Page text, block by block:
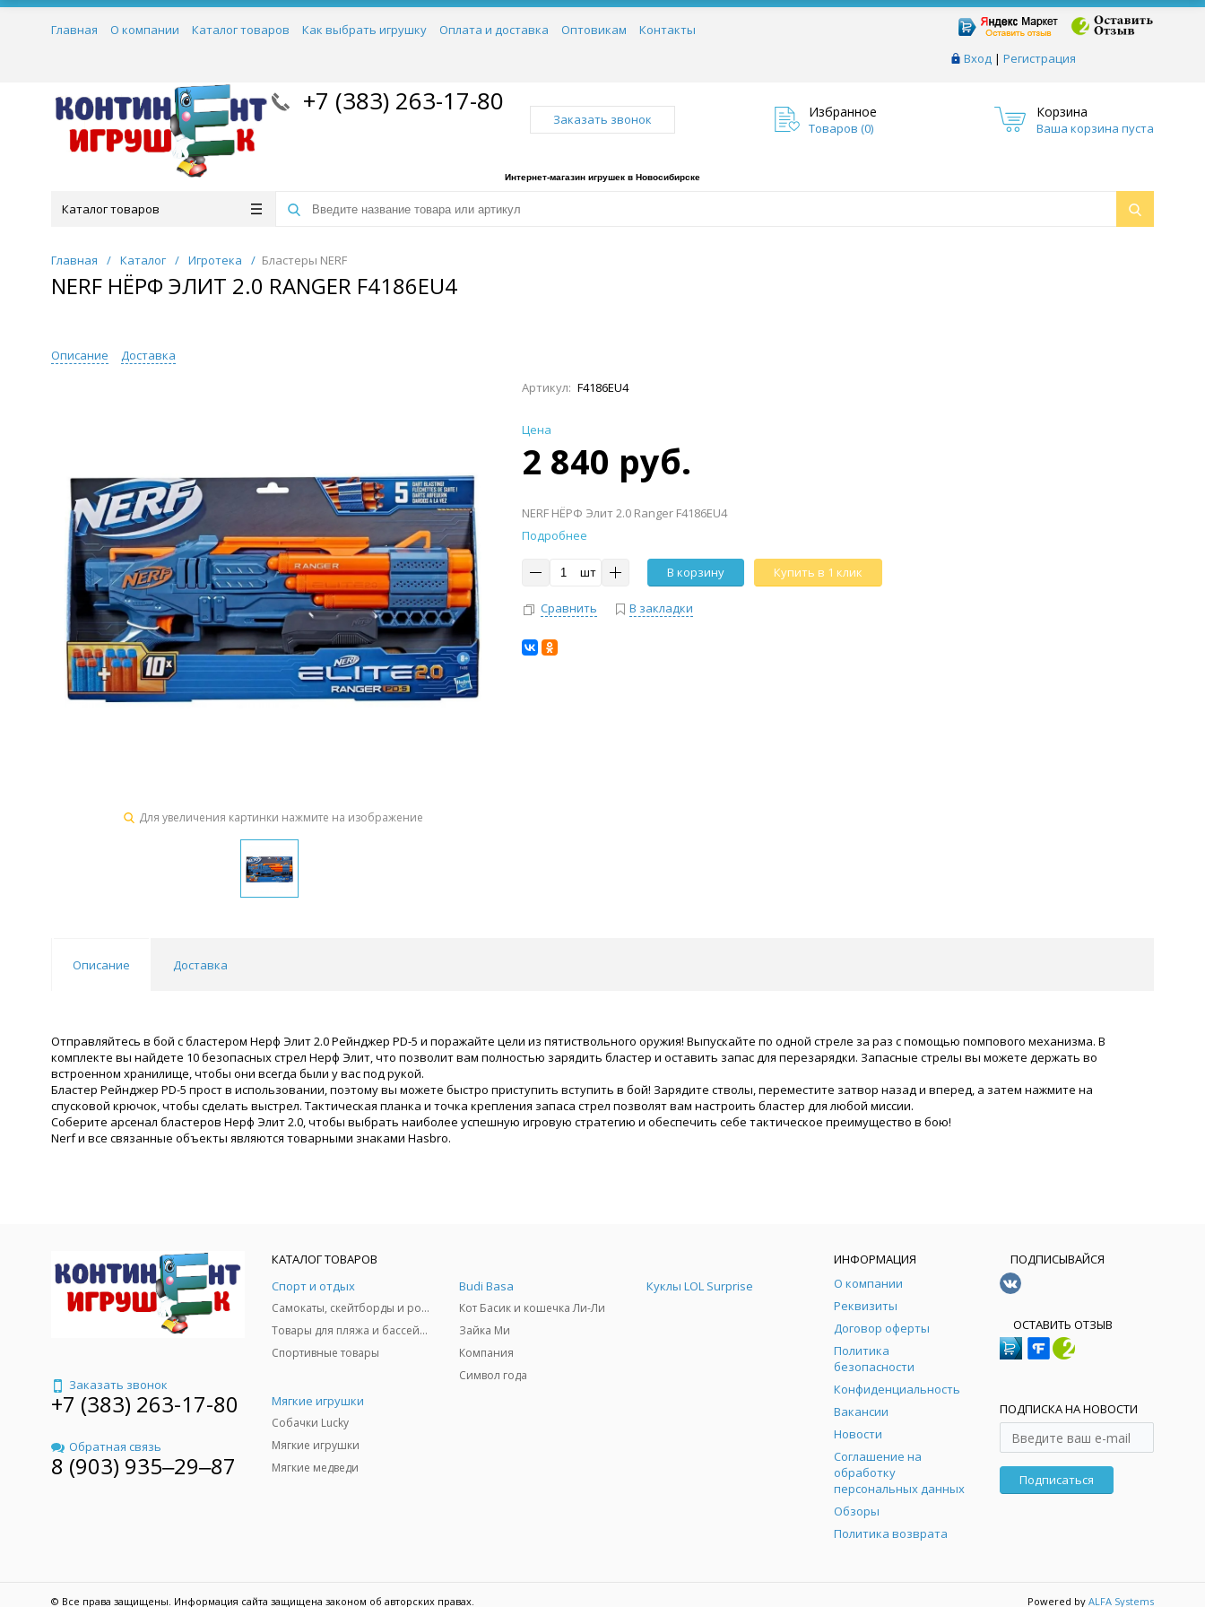
Вход | Регистрация
Главная О компании Каталог товаров Как выбрать игрушку Оплата и доставка Оптовикам Контакты
+7 (383) 263-17-80
Заказать звонок Избранное
Товаров (0)
Корзина
Ваша корзина пуста
Интернет-магазин игрушек в Новосибирске
Каталог товаров
Главная / Каталог / Игротека / Бластеры NERF
NERF НЁРФ ЭЛИТ 2.0 RANGER F4186EU4
Описание Доставка
Для увеличения картинки нажмите на изображение
Артикул: F4186EU4
Цена
2 840 руб.
NERF НЁРФ Элит 2.0 Ranger F4186EU4
Подробнее
шт В корзину Купить в 1 клик
Сравнить В закладки
Описание Доставка
Отправляйтесь в бой с бластером Нерф Элит 2.0 Рейнджер PD-5 и поражайте цели из пятиствольного оружия! Выпускайте по одной стреле за раз с помощью помпового механизма. В
комплекте вы найдете 10 безопасных стрел Нерф Элит, что позволит вам полностью зарядить бластер и оставить запас для перезарядки. Запасные стрелы вы можете держать во
встроенном хранилище, чтобы они всегда были у вас под рукой.
Бластер Рейнджер PD-5 прост в использовании, поэтому вы можете быстро приступить вступить в бой! Зарядите стволы, переместите затвор назад и вперед, а затем нажмите на
спусковой крючок, чтобы сделать выстрел. Тактическая планка и точка крепления запаса стрел позволят вам настроить бластер для любой миссии.
Соберите арсенал бластеров Нерф Элит 2.0, чтобы выбрать наиболее успешную игровую стратегию и обеспечить себе тактическое преимущество в бою!
Nerf и все связанные объекты являются товарными знаками Hasbro.
Заказать звонок
+7 (383) 263-17-80
Обратная связь
8 (903) 935‒29‒87
КАТАЛОГ ТОВАРОВ
Спорт и отдых
Самокаты, скейтборды и ролики
Товары для пляжа и бассейны
Спортивные товары
Budi Basa
Кот Басик и кошечка Ли-Ли
Зайка Ми
Компания
Символ года
Куклы LOL Surprise
Мягкие игрушки
Собачки Lucky
Мягкие игрушки
Мягкие медведи
ИНФОРМАЦИЯ
О компании
Реквизиты
Договор оферты
Политика
безопасности
Конфиденциальность
Вакансии
Новости
Соглашение на
обработку
персональных данных
Обзоры
Политика возврата
ПОДПИСЫВАЙСЯ
ОСТАВИТЬ ОТЗЫВ
ПОДПИСКА НА НОВОСТИ
Подписаться
© Все права защищены. Информация сайта защищена законом об авторских правах. Powered by ALFA Systems